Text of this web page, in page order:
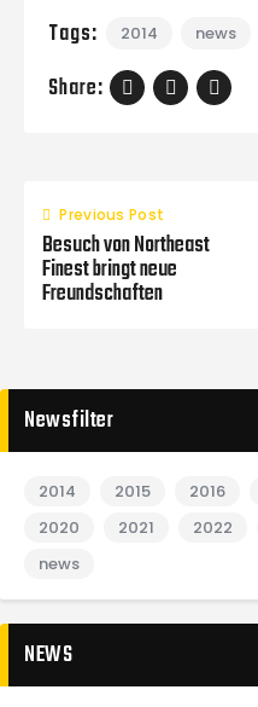
Tags: 2014 news
Share:
Previous Post
Besuch von Northeast
Finest bringt neue
Freundschaften
Newsfilter
2014 2015 2016
2020
2021 2022
news
NEWS